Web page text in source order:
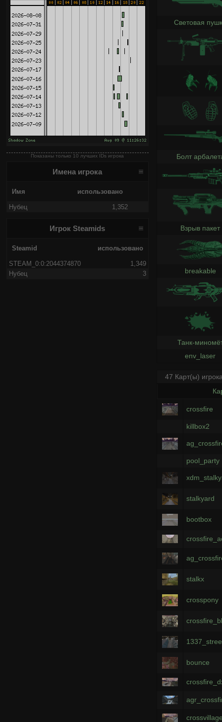
Показаны только 10 лучших IDs игрока
Имена игрока
Имя использовано
Нубец 1,352
Игрок Steamids
Steamid использовано
STEAM_0:0:2044374870
1,349
Нубец
3
Световая
Болт
Взрыв пакет
breakable
Танк-
env_laser
47 Карт(ы)
crossfire
killbox2
pool_party
stalkyard
bootbox
stalkx
crosspony
bounce